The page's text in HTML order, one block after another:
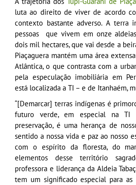
luta ao direito de viver de acordo
contexto bastante adverso. A terra
pessoas que vivem em onze
dois mil hectares, que vai desde a
Piaçaguera mantém uma área
Atlântica, o que contrasta com a
pela especulação imobiliária em
está localizada a TI – e de Itanhaém,
“[Demarcar] terras indígenas é
futuro verde, em especial na TI
preservação, é uma herança de
sentido a nossa vida e paz ao nosso
com o espírito da floresta, do
elementos desse território
professora e liderança da Aldeia
tem um significado especial para as